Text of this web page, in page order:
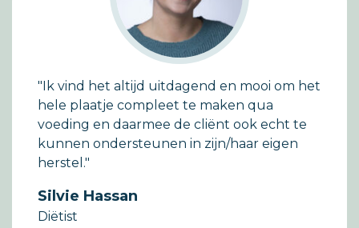
"Ik vind het altijd uitdagend en mooi om het
hele plaatje compleet te maken qua
voeding en daarmee de cliënt ook echt te
kunnen ondersteunen in zijn/haar eigen
herstel."
Silvie Hassan
Diëtist